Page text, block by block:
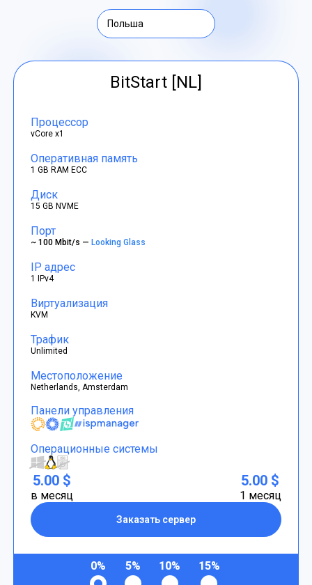
Польша
BitStart [NL]
Процессор
vCore x1
Оперативная память
1 GB RAM ECC
Диск
15 GB NVME
Порт
~ 100 Mbit/s —Looking Glass
IP адрес
1 IPv4
Виртуализация
KVM
Трафик
Unlimited
Местоположение
Netherlands, Amsterdam
Панели управления
Операционные системы
5.00 $
в месяц
Заказать сервер
5.00 $
1 месяц
0% 5% 10% 15%